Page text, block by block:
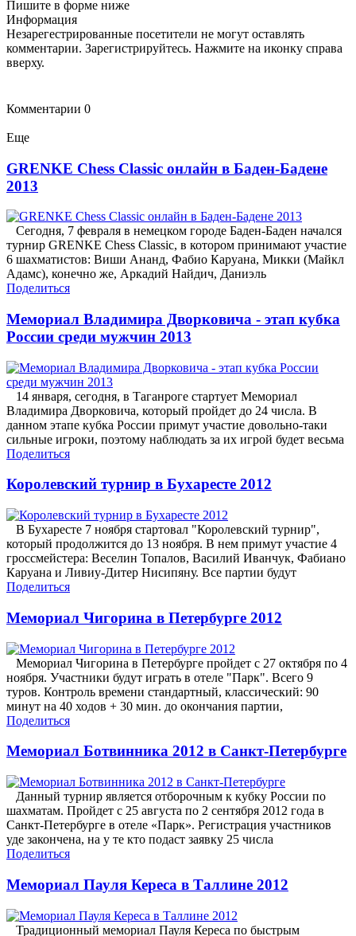
Пишите в форме ниже
Информация
Незарегестрированные посетители не могут оставлять
комментарии. Зарегистрируйтесь. Нажмите на иконку справа
вверху.
Комментарии 0
Еще
GRENKE Chess Classic онлайн в Баден-Бадене
2013
Сегодня, 7 февраля в немецком городе Баден-Баден начался
турнир GRENKE Chess Classic, в котором принимают участие
6 шахматистов: Виши Ананд, Фабио Каруана, Микки (Майкл
Адамс), конечно же, Аркадий Найдич, Даниэль
Поделиться
Мемориал Владимира Дворковича - этап кубка
России среди мужчин 2013
14 января, сегодня, в Таганроге стартует Мемориал
Владимира Дворковича, который пройдет до 24 числа. В
данном этапе кубка России примут участие довольно-таки
сильные игроки, поэтому наблюдать за их игрой будет весьма
Поделиться
Королевский турнир в Бухаресте 2012
В Бухаресте 7 ноября стартовал "Королевский турнир",
который продолжится до 13 ноября. В нем примут участие 4
гроссмейстера: Веселин Топалов, Василий Иванчук, Фабиано
Каруана и Ливиу-Дитер Нисипяну. Все партии будут
Поделиться
Мемориал Чигорина в Петербурге 2012
Мемориал Чигорина в Петербурге пройдет с 27 октября по 4
ноября. Участники будут играть в отеле "Парк". Всего 9
туров. Контроль времени стандартный, классический: 90
минут на 40 ходов + 30 мин. до окончания партии,
Поделиться
Мемориал Ботвинника 2012 в Санкт-Петербурге
Данный турнир является отборочным к кубку России по
шахматам. Пройдет с 25 августа по 2 сентября 2012 года в
Санкт-Петербурге в отеле «Парк». Регистрация участников
уде закончена, на у те кто подаст заявку 25 числа
Поделиться
Мемориал Пауля Кереса в Таллине 2012
Традиционный мемориал Пауля Кереса по быстрым